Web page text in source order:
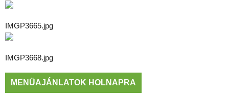
IMGP3665.jpg
IMGP3668.jpg
MENÜAJÁNLATOK HOLNAPRA